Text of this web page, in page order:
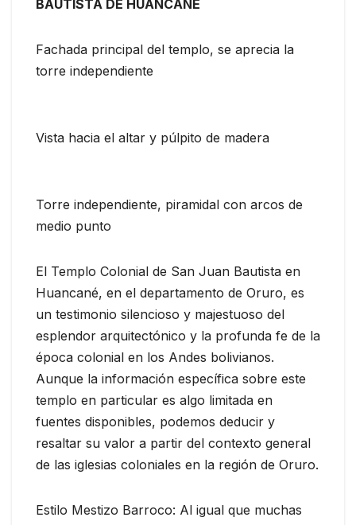
BAUTISTA DE HUANCANE
Fachada principal del templo, se aprecia la
torre independiente
Vista hacia el altar y púlpito de madera
Torre independiente, piramidal con arcos de
medio punto
El Templo Colonial de San Juan Bautista en
Huancané, en el departamento de Oruro, es
un testimonio silencioso y majestuoso del
esplendor arquitectónico y la profunda fe de la
época colonial en los Andes bolivianos.
Aunque la información específica sobre este
templo en particular es algo limitada en
fuentes disponibles, podemos deducir y
resaltar su valor a partir del contexto general
de las iglesias coloniales en la región de Oruro.
Estilo Mestizo Barroco: Al igual que muchas